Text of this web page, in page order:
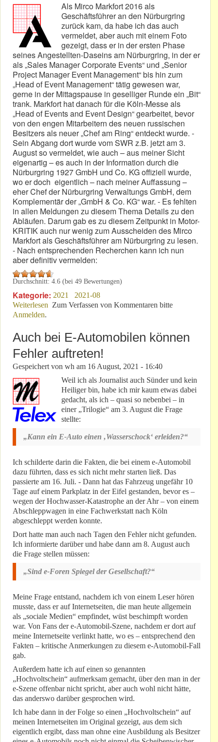
Als Mirco Markfort 2016 als
Geschäftsführer an den Nürburgring
zurück kam, da habe ich das auch
vermeldet, aber auch mit einem Foto
gezeigt, dass er in der ersten Phase
seines Angestellten-Daseins am Nürburgring, in der er
als „Sales Manager Corporate Events“ und „Senior
Project Manager Event Management“ bis hin zum
„Head of Event Management“ tätig gewesen war,
gerne in der Mittagspause in geselliger Runde ein „Bit“
trank. Markfort hat danach für die Köln-Messe als
„Head of Events and Event Design“ gearbeitet, bevor
von den engen Mitarbeitern des neuen russischen
Besitzers als neuer „Chef am Ring“ entdeckt wurde. -
Sein Abgang dort wurde vom SWR z.B. jetzt am 3.
August so vermeldet, wie auch – aus meiner Sicht
eigenartig – es auch in der Information durch die
Nürburgring 1927 GmbH und Co. KG offiziell wurde,
wo er doch eigentlich – nach meiner Auffassung –
eher Chef der Nürburgring Verwaltungs GmbH, dem
Komplementär der „GmbH & Co. KG“ war. - Es fehlten
in allen Meldungen zu diesem Thema Details zu den
Abläufen. Darum gab es zu diesem Zeitpunkt in Motor-
KRITIK auch nur wenig zum Ausscheiden des Mirco
Markfort als Geschäftsführer am Nürburgring zu lesen.
- Nach entsprechenden Recherchen kann ich nun
aber definitiv vermelden:
Durchschnitt: 4.6 (bei 49 Bewertungen)
Kategorie: 2021
2021-08
Weiterlesen über Mirco Markfort: Nun „König-Pilsener“ statt
Zum Verfassen von Kommentaren bitte
Anmelden.
Auch bei E-Automobilen können
Fehler auftreten!
Gespeichert von wh am 16 August, 2021 - 16:40
Weil ich als Journalist auch Sünder und kein
Heiliger bin, habe ich mir kaum etwas dabei
gedacht, als ich – quasi so nebenbei – in
einer „Trilogie“ am 3. August die Frage
stellte:
„Kann ein E-Auto einen ‚Wasserschock‘ erleiden?“
Ich schilderte darin die Fakten, die bei einem e-Automobil
dazu führten, dass es sich nicht mehr starten ließ. Das
passierte am 16. Juli. - Dann hat das Fahrzeug ungefähr 10
Tage auf einem Parkplatz in der Eifel gestanden, bevor es –
wegen der Hochwasser-Katastrophe an der Ahr – von einem
Abschleppwagen in eine Fachwerkstatt nach Köln
abgeschleppt werden konnte.
Dort hatte man auch nach Tagen den Fehler nicht gefunden.
Ich informierte darüber und habe dann am 8. August auch
die Frage stellen müssen:
„Sind e-Foren Spiegel der Gesellschaft?“
Meine Frage entstand, nachdem ich von einem Leser hören
musste, dass er auf Internetseiten, die man heute allgemein
als „sociale Medien“ empfindet, wüst beschimpft worden
war. Von Fans der e-Automobil-Szene, nachdem er dort auf
meine Internetseite verlinkt hatte, wo es – entsprechend den
Fakten – kritische Anmerkungen zu diesem e-Automobil-Fall
gab.
Außerdem hatte ich auf einen so genannten
„Hochvoltschein“ aufmerksam gemacht, über den man in der
e-Szene offenbar nicht spricht, aber auch wohl nicht hätte,
das anderswo darüber gesprochen wird.
Ich habe dann in der Folge so einen „Hochvoltschein“ auf
meinen Internetseiten im Original gezeigt, aus dem sich
eigentlich ergibt, dass man ohne eine Ausbildung als Besitzer